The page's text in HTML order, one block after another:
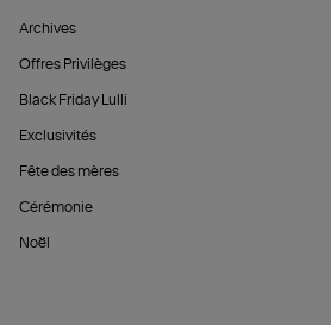
Archives
Offres Privilèges
Black Friday Lulli
Exclusivités
Fête des mères
Cérémonie
Noël